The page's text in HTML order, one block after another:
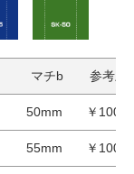
マチb 参考上
50mm ￥100/
55mm ￥100/